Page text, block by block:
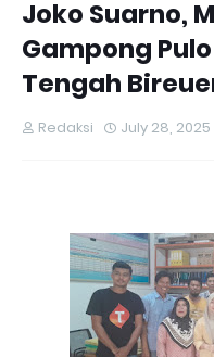
Joko Suarno,
Gampong
Tengah
Redaksi July 28, 2025